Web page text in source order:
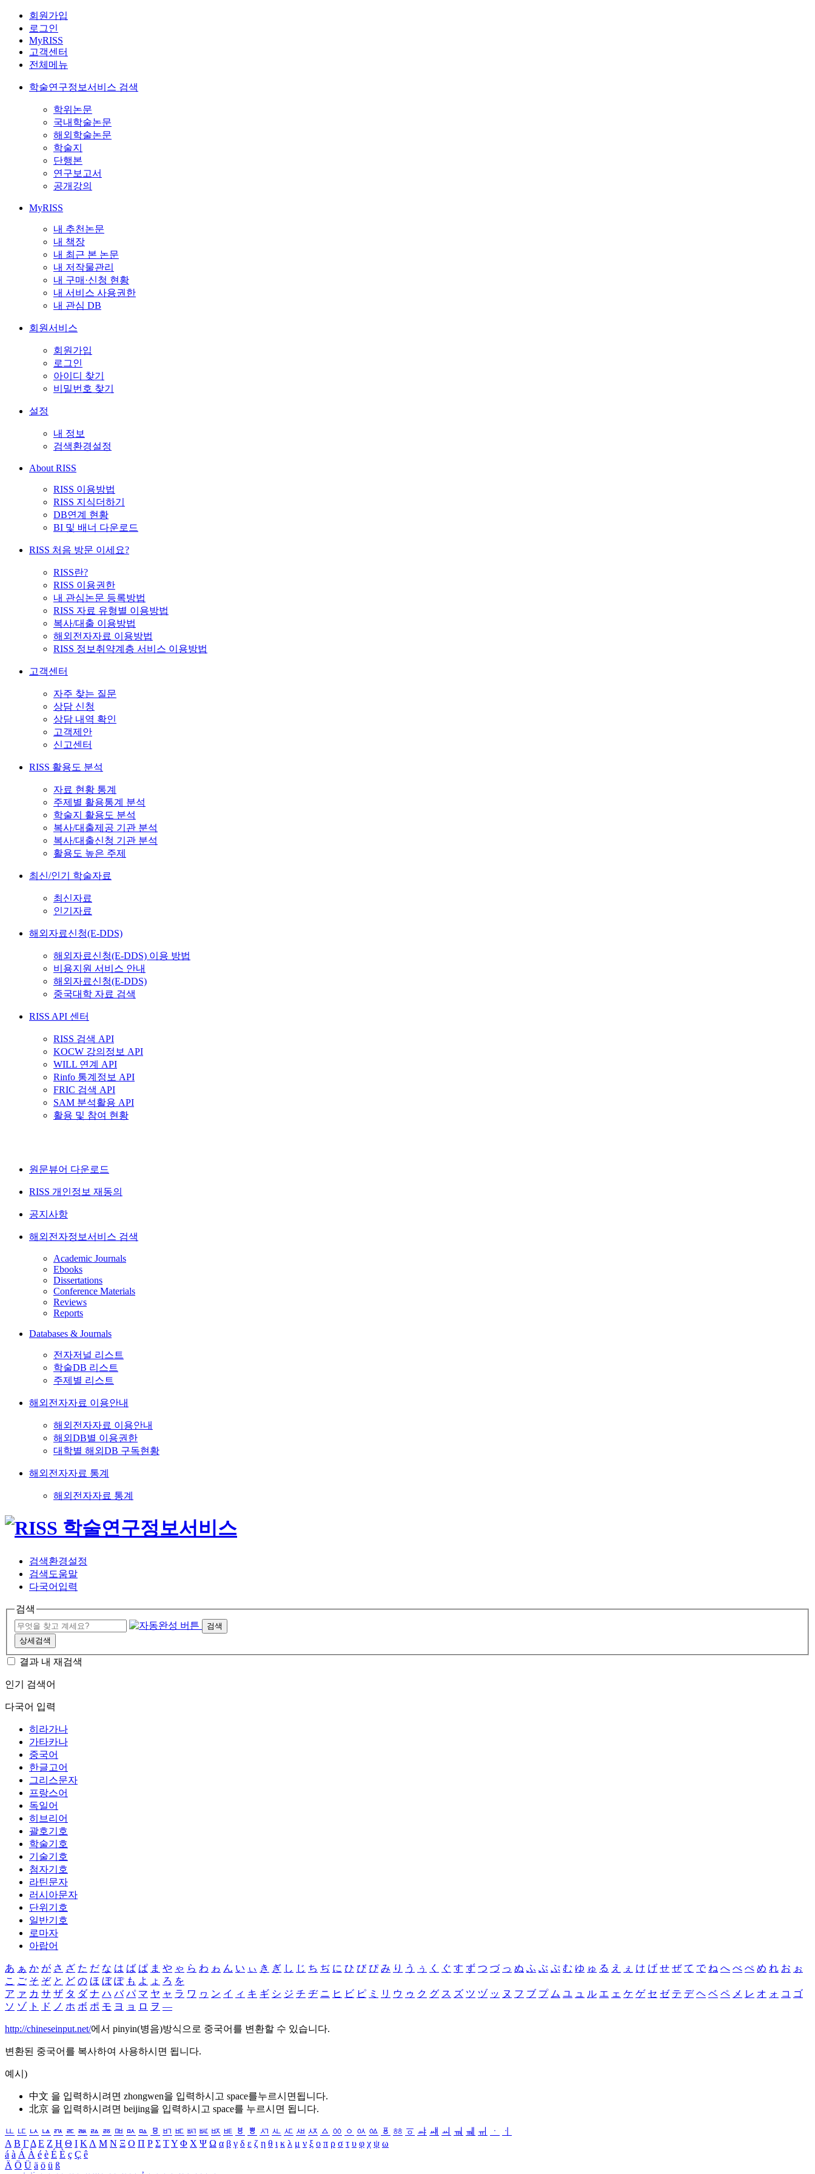
회원가입
로그인
MyRISS
고객센터
전체메뉴
학술연구정보서비스 검색
학위논문
국내학술논문
해외학술논문
학술지
단행본
연구보고서
공개강의
MyRISS
내 추천논문
내 책장
내 최근 본 논문
내 저작물관리
내 구매·신청 현황
내 서비스 사용권한
내 관심 DB
회원서비스
회원가입
로그인
아이디 찾기
비밀번호 찾기
설정
내 정보
검색환경설정
About RISS
RISS 이용방법
RISS 지식더하기
DB연계 현황
BI 및 배너 다운로드
RISS 처음 방문 이세요?
RISS란?
RISS 이용권한
내 관심논문 등록방법
RISS 자료 유형별 이용방법
복사/대출 이용방법
해외전자자료 이용방법
RISS 정보취약계층 서비스 이용방법
고객센터
자주 찾는 질문
상담 신청
상담 내역 확인
고객제안
신고센터
RISS 활용도 분석
자료 현황 통계
주제별 활용통계 분석
학술지 활용도 분석
복사/대출제공 기관 분석
복사/대출신청 기관 분석
활용도 높은 주제
최신/인기 학술자료
최신자료
인기자료
해외자료신청(E-DDS)
해외자료신청(E-DDS) 이용 방법
비용지원 서비스 안내
해외자료신청(E-DDS)
중국대학 자료 검색
RISS API 센터
RISS 검색 API
KOCW 강의정보 API
WILL 연계 API
Rinfo 통계정보 API
FRIC 검색 API
SAM 분석활용 API
활용 및 참여 현황
원문뷰어 다운로드
RISS 개인정보 재동의
공지사항
해외전자정보서비스 검색
Academic Journals
Ebooks
Dissertations
Conference Materials
Reviews
Reports
Databases & Journals
전자저널 리스트
학술DB 리스트
주제별 리스트
해외전자자료 이용안내
해외전자자료 이용안내
해외DB별 이용권한
대학별 해외DB 구독현황
해외전자자료 통계
해외전자자료 통계
검색환경설정
검색도움말
다국어입력
검색
검색
상세검색
결과 내 재검색
인기 검색어
다국어 입력
히라가나
가타카나
중국어
한글고어
그리스문자
프랑스어
독일어
히브리어
괄호기호
학술기호
기술기호
첨자기호
라틴문자
러시아문자
단위기호
일반기호
로마자
아랍어
あ ぁ か が さ ざ た だ な は ば ぱ ま や ゃ ら わ ゎ ん い ぃ き ぎ し じ ち ぢ に ひ び ぴ み り う ぅ く ぐ す ず つ づ っ ぬ ふ ぶ ぷ む ゆ ゅ る え ぇ け げ せ ぜ て で ね へ べ ぺ め れ お ぉ
こ ご そ ぞ と ど の ほ ぼ ぽ も よ ょ ろ を
ア ァ カ サ ザ タ ダ ナ ハ バ パ マ ヤ ャ ラ ワ ヮ ン イ ィ キ ギ シ ジ チ ヂ ニ ヒ ビ ピ ミ リ ウ ゥ ク グ ス ズ ツ ヅ ッ ヌ フ ブ プ ム ユ ュ ル エ ェ ケ ゲ セ ゼ テ デ ヘ ベ ペ メ レ オ ォ コ ゴ
ソ ゾ ト ド ノ ホ ボ ポ モ ヨ ョ ロ ヲ ―
http://chineseinput.net/에서 pinyin(병음)방식으로 중국어를 변환할 수 있습니다.
변환된 중국어를 복사하여 사용하시면 됩니다.
예시)
中文 을 입력하시려면 zhongwen을 입력하시고 space를누르시면됩니다.
北京 을 입력하시려면 beijing을 입력하시고 space를 누르시면 됩니다.
ㅥ ㅦ ㅧ ㅨ ㅩ ㅪ ㅫ ㅬ ㅭ ㅮ ㅯ ㅰ ㅱ ㅲ ㅳ ㅴ ㅵ ㅶ ㅷ ㅸ ㅹ ㅺ ㅻ ㅼ ㅽ ㅾ ㅿ ㆀ ㆁ ㆂ ㆃ ㆄ ㆅ ㆆ ㆇ ㆈ ㆉ ㆊ ㆋ ㆌ ㆍ
ㆎ
Α Β ΓΔ Ε Ζ Η Θ Ι ΚΛ Μ Ν Ξ Ο Π Ρ Σ ΤΥ Φ Χ Ψ Ω α β γ δ ε ζ η θ ι κ λ μ ν ξ ο π ρ σ τ υ φ χ ψ ω
á à Á À é è É È ç Ç ê
Ä Ö Ü ä ö ü ß